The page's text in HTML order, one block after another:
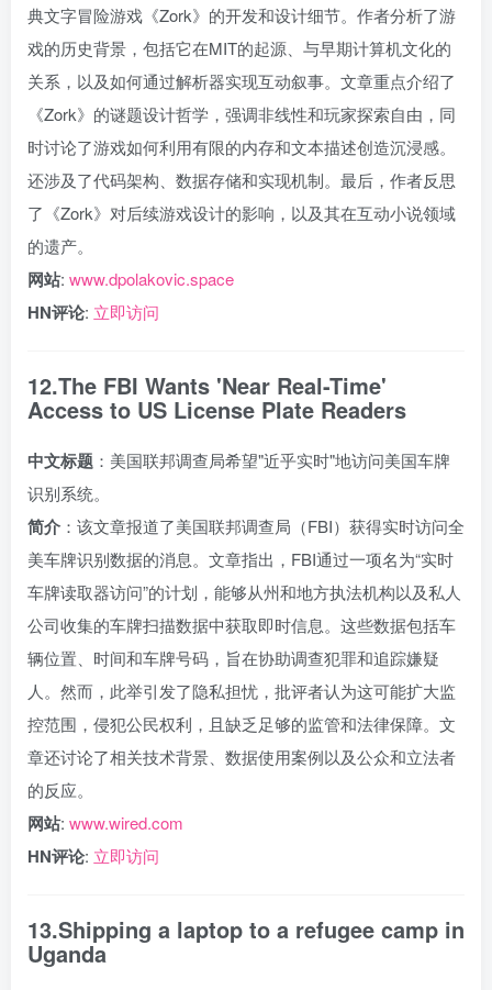
典文字冒险游戏《Zork》的开发和设计细节。作者分析了游
戏的历史背景，包括它在MIT的起源、与早期计算机文化的
关系，以及如何通过解析器实现互动叙事。文章重点介绍了
《Zork》的谜题设计哲学，强调非线性和玩家探索自由，同
时讨论了游戏如何利用有限的内存和文本描述创造沉浸感。
还涉及了代码架构、数据存储和实现机制。最后，作者反思
了《Zork》对后续游戏设计的影响，以及其在互动小说领域
的遗产。
网站: www.dpolakovic.space
HN评论: 立即访问
12.The FBI Wants 'Near Real-Time'
Access to US License Plate Readers
中文标题 ：美国联邦调查局希望"近乎实时"地访问美国车牌
识别系统。
简介 ：该文章报道了美国联邦调查局（FBI）获得实时访问全
美车牌识别数据的消息。文章指出，FBI通过一项名为“实时
车牌读取器访问”的计划，能够从州和地方执法机构以及私人
公司收集的车牌扫描数据中获取即时信息。这些数据包括车
辆位置、时间和车牌号码，旨在协助调查犯罪和追踪嫌疑
人。然而，此举引发了隐私担忧，批评者认为这可能扩大监
控范围，侵犯公民权利，且缺乏足够的监管和法律保障。文
章还讨论了相关技术背景、数据使用案例以及公众和立法者
的反应。
网站: www.wired.com
HN评论: 立即访问
13.Shipping a laptop to a refugee camp in
Uganda